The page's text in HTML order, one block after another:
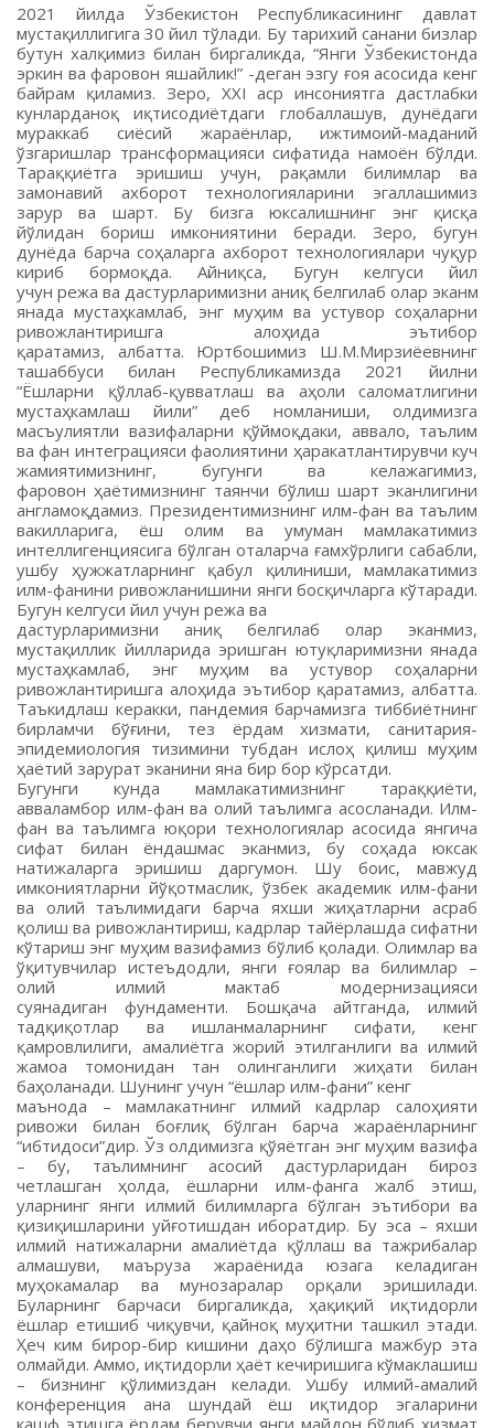
2021 йилда Ўзбекистон Республикасининг давлат
мустақиллигига 30 йил тўлади. Бу тарихий санани бизлар
бутун халқимиз билан биргаликда, “Янги Ўзбекистонда
эркин ва фаровон яшайлик!” -деган эзгу ғоя асосида кенг
байрам қиламиз. Зеро, XXI аср инсониятга дастлабки
кунларданоқ иқтисодиётдаги глобаллашув, дунёдаги
мураккаб сиёсий жараёнлар, ижтимоий-маданий
ўзгаришлар трансформацияси сифатида намоён бўлди.
Тараққиётга эришиш учун, рақамли билимлар ва
замонавий ахборот технологияларини эгаллашимиз
зарур ва шарт. Бу бизга юксалишнинг энг қисқа
йўлидан бориш имкониятини беради. Зеро, бугун
дунёда барча соҳаларга ахборот технологиялари чуқур
кириб бормоқда. Айниқса, Бугун келгуси йил
учун режа ва дастурларимизни аниқ белгилаб олар
янада мустаҳкамлаб, энг муҳим ва устувор соҳаларни
ривожлантиришга алоҳида эътибор
қаратамиз, албатта. Юртбошимиз Ш.М.Мирзиёевнинг
ташаббуси билан Республикамизда 2021 йилни
“Ёшларни қўллаб-қувватлаш ва аҳоли саломатлигини
мустаҳкамлаш йили” деб номланиши, олдимизга
масъулиятли вазифаларни қўймоқдаки, аввало, таълим
ва фан интеграцияси фаолиятини ҳаракатлантирувчи куч
жамиятимизнинг, бугунги ва келажагимиз,
фаровон ҳаётимизнинг таянчи бўлиш шарт эканлигини
англамоқдамиз. Президентимизнинг илм-фан ва таълим
вакилларига, ёш олим ва умуман мамлакатимиз
интеллигенциясига бўлган оталарча ғамхўрлиги сабабли,
ушбу ҳужжатларнинг қабул қилиниши, мамлакатимиз
илм-фанини ривожланишини янги босқичларга кўтаради.
Бугун келгуси йил учун режа ва
дастурларимизни аниқ белгилаб олар эканмиз,
мустақиллик йилларида эришган ютуқларимизни янада
мустаҳкамлаб, энг муҳим ва устувор соҳаларни
ривожлантиришга алоҳида эътибор қаратамиз, албатта.
Таъкидлаш керакки, пандемия барчамизга тиббиётнинг
бирламчи бўғини, тез ёрдам хизмати, санитария-
эпидемиология тизимини тубдан ислоҳ қилиш муҳим
ҳаётий зарурат эканини яна бир бор кўрсатди.
Бугунги кунда мамлакатимизнинг тараққиёти,
авваламбор илм-фан ва олий таълимга асосланади. Илм-
фан ва таълимга юқори технологиялар асосида янгича
сифат билан ёндашмас эканмиз, бу соҳада юксак
натижаларга эришиш даргумон. Шу боис, мавжуд
имкониятларни йўқотмаслик, ўзбек академик илм-фани
ва олий таълимидаги барча яхши жиҳатларни асраб
қолиш ва ривожлантириш, кадрлар тайёрлашда сифатни
кўтариш энг муҳим вазифамиз бўлиб қолади. Олимлар ва
ўқитувчилар истеъдодли, янги ғоялар ва билимлар –
олий илмий мактаб модернизацияси
суянадиган фундаменти. Бошқача айтганда, илмий
тадқиқотлар ва ишланмаларнинг сифати, кенг
қамровлилиги, амалиётга жорий этилганлиги ва илмий
жамоа томонидан тан олинганлиги жиҳати билан
баҳоланади. Шунинг учун “ёшлар илм-фани” кенг
маънода – мамлакатнинг илмий кадрлар салоҳияти
ривожи билан боғлиқ бўлган барча жараёнларнинг
“ибтидоси”дир. Ўз олдимизга қўяётган энг муҳим вазифа
– бу, таълимнинг асосий дастурларидан бироз
четлашган ҳолда, ёшларни илм-фанга жалб этиш,
уларнинг янги илмий билимларга бўлган эътибори ва
қизиқишларини уйғотишдан иборатдир. Бу эса – яхши
илмий натижаларни амалиётда қўллаш ва тажрибалар
алмашуви, маъруза жараёнида юзага келадиган
муҳокамалар ва мунозаралар орқали эришилади.
Буларнинг барчаси биргаликда, ҳақиқий иқтидорли
ёшлар етишиб чиқувчи, қайноқ муҳитни ташкил этади.
Ҳеч ким бирор-бир кишини даҳо бўлишга мажбур эта
олмайди. Аммо, иқтидорли ҳаёт кечиришига кўмаклашиш
– бизнинг қўлимиздан келади. Ушбу илмий-амалий
конференция ана шундай ёш иқтидор эгаларини
кашф этишга ёрдам берувчи янги майдон бўлиб хизмат